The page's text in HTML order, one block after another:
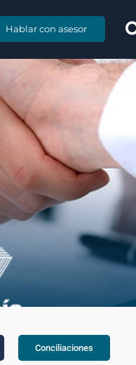
Hablar con asesor
Conciliaciones